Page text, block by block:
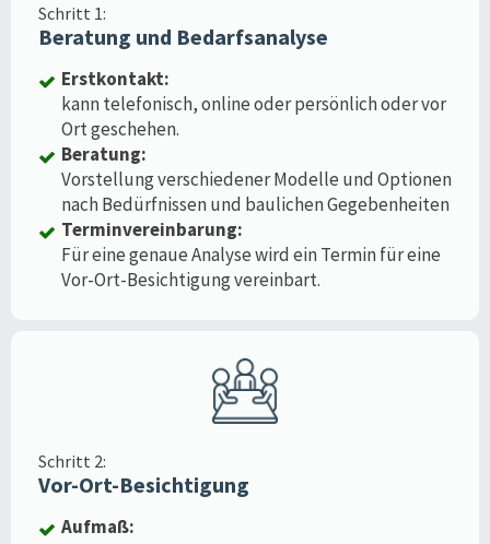
Schritt 1:
Beratung und Bedarfsanalyse
Erstkontakt:
kann telefonisch, online oder persönlich oder vor
Ort geschehen.
Beratung:
Vorstellung verschiedener Modelle und Optionen
nach Bedürfnissen und baulichen Gegebenheiten
Terminvereinbarung:
Für eine genaue Analyse wird ein Termin für eine
Vor-Ort-Besichtigung vereinbart.
Schritt 2:
Vor-Ort-Besichtigung
Aufmaß: